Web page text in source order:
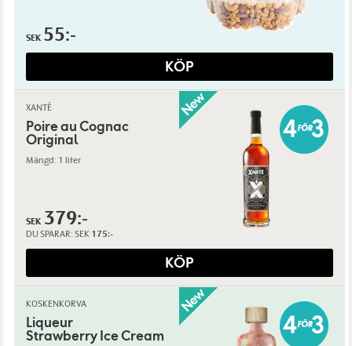
SEK 55:-
KÖP
XANTÉ
Poire au Cognac
Original
Mängd: 1 liter
SEK 379:-
DU SPARAR: SEK 175:-
KÖP
KOSKENKORVA
Liqueur
Strawberry Ice Cream